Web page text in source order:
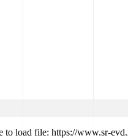
to load file: https://www.sr-